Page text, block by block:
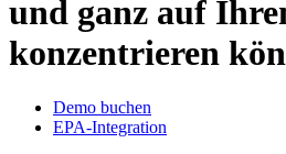
und ganz auf
konzentrieren
Demo buchen
EPA-Integration